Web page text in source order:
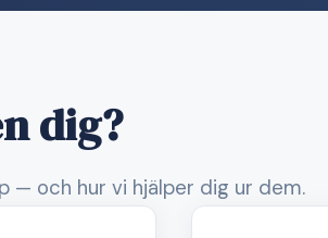
dig?
— och hur vi hjälper dig ur dem.